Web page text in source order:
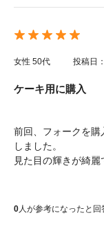
女性 50代 投稿日
ケーキ用に購入
前回、フォークを購
しました。
見た目の輝きが綺麗
0人が参考になったと回